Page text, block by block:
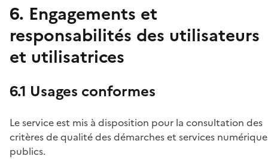
6. Engagements et
responsabilités des utilisateurs
et utilisatrices
6.1 Usages conformes
Le service est mis à disposition pour la consultation des
critères de qualité des démarches et services
publics.